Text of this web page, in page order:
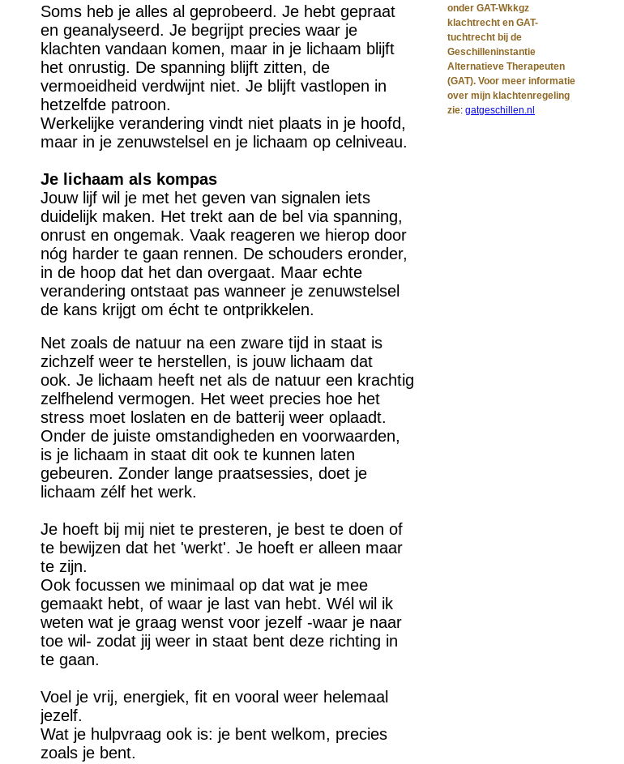
Soms heb je alles al geprobeerd. Je hebt gepraat
en geanalyseerd. Je begrijpt precies waar je
klachten vandaan komen, maar in je lichaam blijft
het onrustig. De spanning blijft zitten, de
vermoeidheid verdwijnt niet. Je blijft vastlopen in
hetzelfde patroon.
Werkelijke verandering vindt niet plaats in je hoofd,
maar in je zenuwstelsel en je lichaam op celniveau.
Je lichaam als kompas
Jouw lijf wil je met het geven van signalen iets
duidelijk maken. Het trekt aan de bel via spanning,
onrust en ongemak. Vaak reageren we hierop door
nóg harder te gaan rennen. De schouders eronder,
in de hoop dat het dan overgaat. Maar echte
verandering ontstaat pas wanneer je zenuwstelsel
de kans krijgt om écht te ontprikkelen.
Net zoals de natuur na een zware tijd in staat is
zichzelf weer te herstellen, is jouw lichaam dat
ook. Je lichaam heeft net als de natuur een krachtig
zelfhelend vermogen. Het weet precies hoe het
stress moet loslaten en de batterij weer oplaadt.
Onder de juiste omstandigheden en voorwaarden,
is je lichaam in staat dit ook te kunnen laten
gebeuren. Zonder lange praatsessies, doet je
lichaam zélf het werk.
Je hoeft bij mij niet te presteren, je best te doen of
te bewijzen dat het 'werkt'. Je hoeft er alleen maar
te zijn.
Ook focussen we minimaal op dat wat je mee
gemaakt hebt, of waar je last van hebt. Wél wil ik
weten wat je graag wenst voor jezelf -waar je naar
toe wil- zodat jij weer in staat bent deze richting in
te gaan.
Voel je vrij, energiek, fit en vooral weer helemaal
jezelf.
Wat je hulpvraag ook is: je bent welkom, precies
zoals je bent.
onder GAT-Wkkgz
klachtrecht en GAT-
tuchtrecht bij de
Geschilleninstantie
Alternatieve Therapeuten
(GAT). Voor meer informatie
over mijn klachtenregeling
zie:gatgeschillen.nl